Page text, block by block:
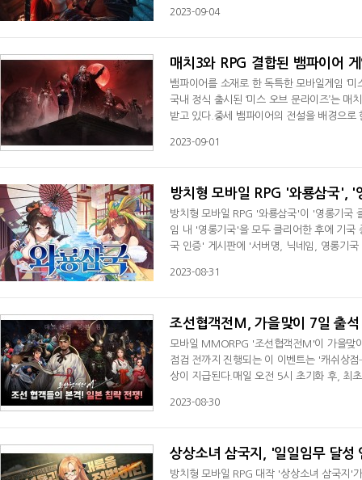
의 돌', '보라문양 랜덤상자' 등을 선물할 예
2023-09-04
매치3와 RPG 결합된 뱀파이어
뱀파이어를 소재로 한 독특한 모바일게임 ‘
국내 정식 출시된 ‘미스 오브 문라이즈’는
받고 있다.중세 뱀파이어의 전설을 배경으로
등의 다양한 직업의 영웅과 함께 타락한 영
2023-09-01
방치형 모바일 RPG '와룡삼국', '
방치형 모바일 RPG '와룡삼국'이 '영롱기국
임 내 '영롱기국'을 모두 클리어한 후에 기국
국 인증' 게시판에 '서버명, 닉네임, 영롱기
해 6명에게는 '강화석, 신마랜덤조각, 윤회
2023-08-31
조선협객전M, 가을맞이 7일 출석
모바일 MMORPG '조선협객전M'이 가을맞
점검 전까지 진행되는 이 이벤트는 '캐쉬상
상이 지급된다.매일 오전 5시 초기화 후, 최
개', 2일차는 '진귀한 태조의 가호 상자 40
2023-08-30
상상소녀 삼국지, '일일임무 달성
방치형 모바일 RPG 대작 '상상소녀 삼국지'